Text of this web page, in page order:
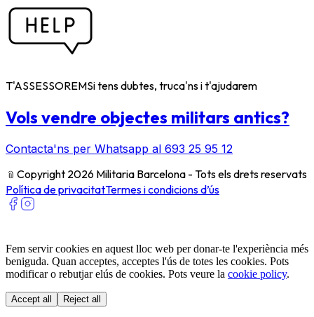
T'ASSESSOREMSi tens dubtes, truca'ns i t'ajudarem
Vols vendre objectes militars antics?
Contacta'ns per Whatsapp al 693 25 95 12
﹫ Copyright 2026 Militaria Barcelona - Tots els drets reservats
Política de privacitatTermes i condicions d’ús
Fem servir cookies en aquest lloc web per donar-te l'experiència més
beniguda. Quan acceptes, acceptes l'ús de totes les cookies. Pots
modificar o rebutjar elús de cookies. Pots veure la cookie policy.
Accept all Reject all